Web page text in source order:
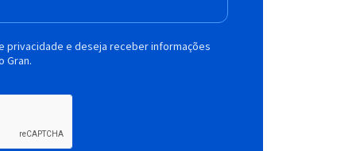
privacidade e deseja receber informações
Gran.